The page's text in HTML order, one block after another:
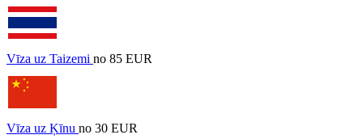
Vīza uz Taizemi no 85 EUR
Vīza uz Ķīnu no 30 EUR